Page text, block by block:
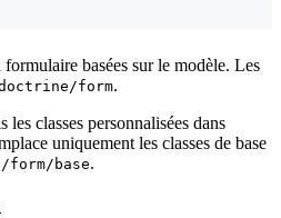
formulaire basées sur le modèle. Les
form.
les classes personnalisées dans
uniquement les classes de base
base.